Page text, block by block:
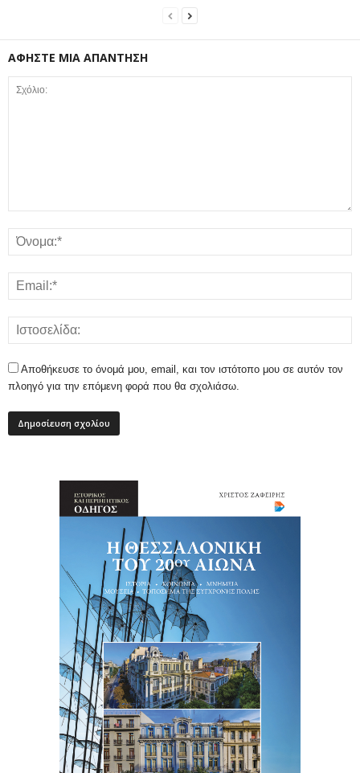
ΑΦΗΣΤΕ ΜΙΑ ΑΠΑΝΤΗΣΗ
Αποθήκευσε το όνομά μου, email, και τον ιστότοπο μου σε αυτόν τον
πλοηγό για την επόμενη φορά που θα σχολιάσω.